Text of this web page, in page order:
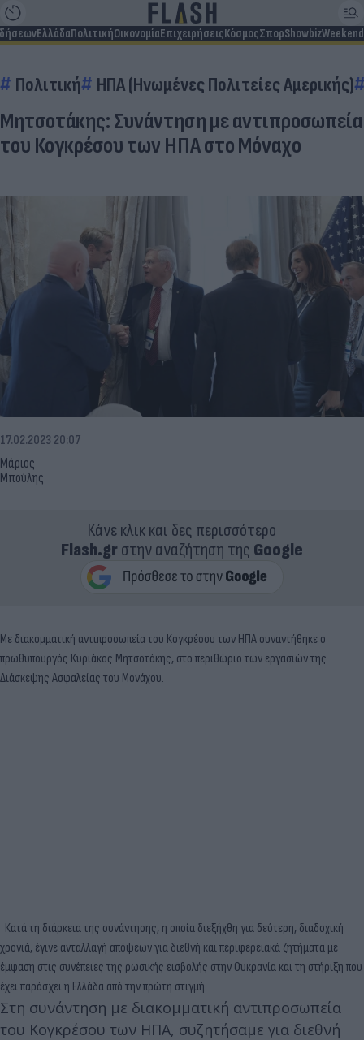
ΕλλάδαΠολιτικήΟικονομίαΕπιχειρήσειςΚόσμοςΣπορShowbizWeekend
Πολιτική ΗΠΑ (Ηνωμένες Πολιτείες Αμερικής)
Μητσοτάκης: Συνάντηση με αντιπροσωπεία
του Κογκρέσου των ΗΠΑ στο Μόναχο
Μάριος
Μπούλης
17.02.2023 20:07
Κάνε κλικ και δες περισσότερο
Flash.grστην αναζήτηση της Google
Με διακομματική αντιπροσωπεία του Κογκρέσου των ΗΠΑ συναντήθηκε ο
πρωθυπουργός Κυριάκος Μητσοτάκης, στο περιθώριο των εργασιών της
Διάσκεψης Ασφαλείας του Μονάχου.
Κατά τη διάρκεια της συνάντησης, η οποία διεξήχθη για δεύτερη, διαδοχική
χρονιά, έγινε ανταλλαγή απόψεων για διεθνή και περιφερειακά ζητήματα με
έμφαση στις συνέπειες της ρωσικής εισβολής στην Ουκρανία και τη στήριξη που
έχει παράσχει η Ελλάδα από την πρώτη στιγμή.
Στη συνάντηση με διακομματική αντιπροσωπεία
του Κογκρέσου των ΗΠΑ, συζητήσαμε για διεθνή